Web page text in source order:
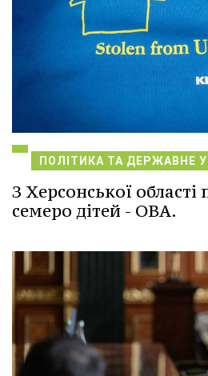
ПОЛІТИКА ТА ДЕРЖАВНЕ
З Херсонської
семеро дітей - ОВА.